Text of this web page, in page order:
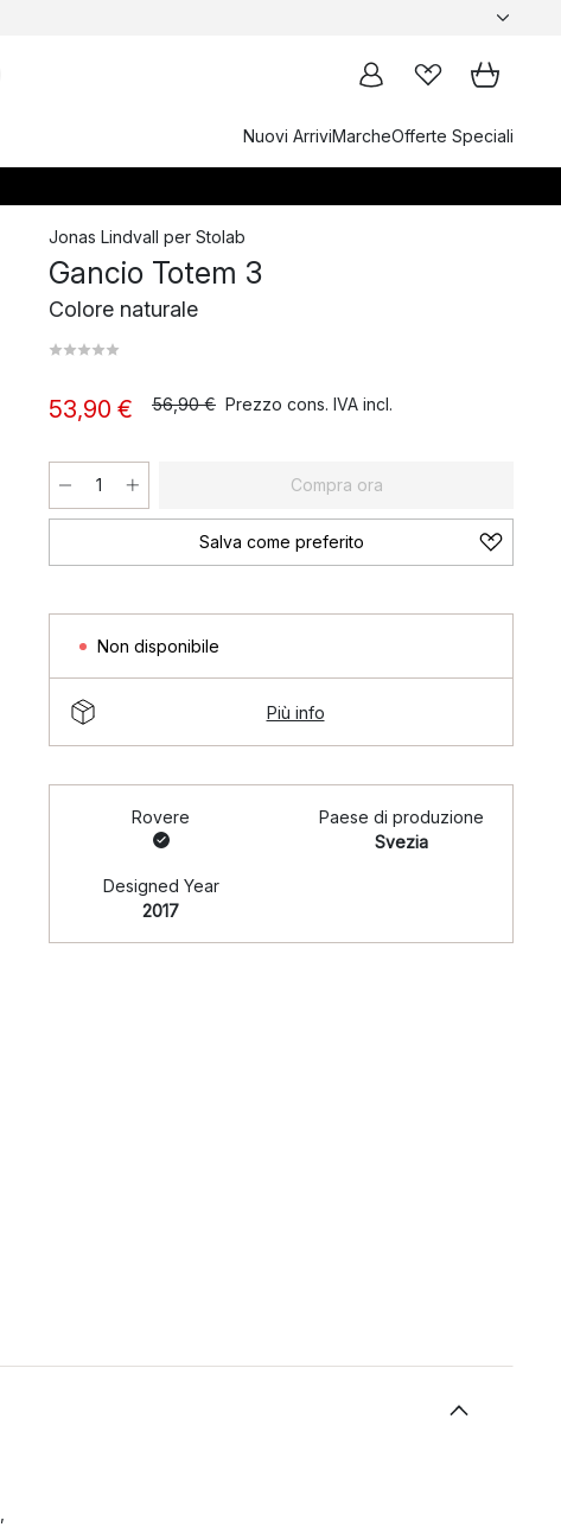
Nuovi ArriviMarcheOfferte Speciali
Jonas Lindvall per Stolab
Gancio Totem 3
Colore naturale
53,90 € 56,90 € Prezzo cons. IVA incl.
Compra ora
Salva come preferito
Non disponibile
Più info
Rovere
Paese di produzione
Svezia
Designed Year
2017